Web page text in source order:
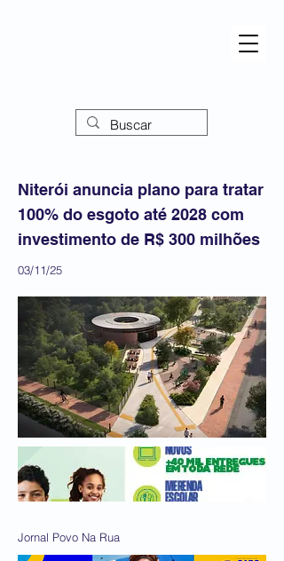
Niterói anuncia plano para tratar
100% do esgoto até 2028 com
investimento de R$ 300 milhões
03/11/25
Jornal Povo Na Rua